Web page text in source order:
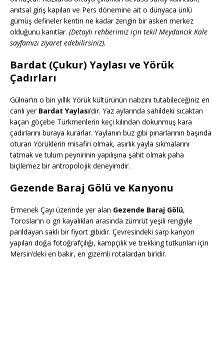
anıtsal giriş kapıları ve Pers dönemine ait o dünyaca ünlü
gümüş defineler kentin ne kadar zengin bir askeri merkez
olduğunu kanıtlar. (Detaylı rehberimiz için tekil Meydancık Kale
sayfamızı ziyaret edebilirsiniz).
Bardat (Çukur) Yaylası ve Yörük
Çadırları
Gülnar’ın o bin yıllık Yörük kültürünün nabzını tutabileceğiniz en
canlı yer Bardat Yaylası’dır. Yaz aylarında sahildeki sıcaktan
kaçan göçebe Türkmenlerin keçi kılından dokunmuş kara
çadırlarını buraya kurarlar. Yaylanın buz gibi pınarlarının başında
oturan Yörüklerin misafiri olmak, asırlık yayla sıkmalarını
tatmak ve tulum peynirinin yapılışına şahit olmak paha
biçilemez bir antropolojik deneyimdir.
Gezende Baraj Gölü ve Kanyonu
Ermenek Çayı üzerinde yer alan Gezende Baraj Gölü,
Toroslar’ın o gri kayalıkları arasında zümrüt yeşili rengiyle
parıldayan saklı bir fiyort gibidir. Çevresindeki sarp kanyon
yapıları doğa fotoğrafçılığı, kampçılık ve trekking tutkunları için
Mersin’deki en bakir, en gizemli rotalardan biridir.